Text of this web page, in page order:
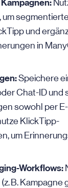
Kampagnen:
um
und
in
Speichere
Chat-ID und
sowohl per
KlickTipp-
um
Workflows:
B. Kampagne